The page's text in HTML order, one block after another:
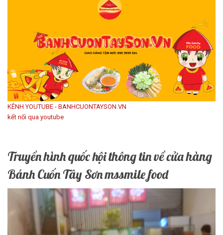
KÊNH YOUTUBE - BANHCUONTAYSON.VN
kết nối qua youtube
Truyền hình quốc hội thông tin về cửa hàng
Bánh Cuốn Tây Sơn mssmile food